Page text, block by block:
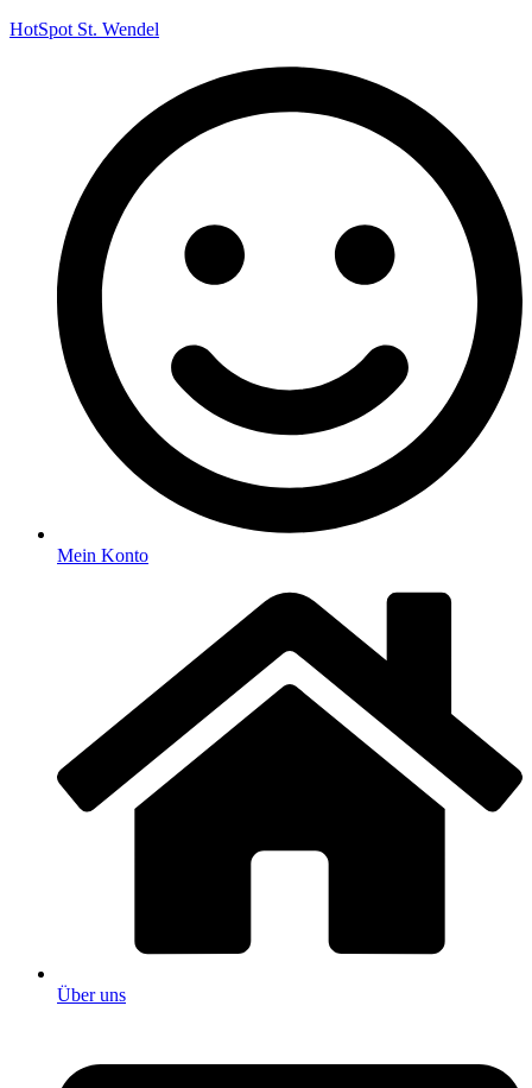
HotSpot St. Wendel
Mein Konto
Über uns